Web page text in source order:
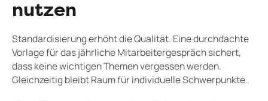
nutzen
Standardisierung erhöht die Qualität. Eine durchdachte
Vorlage für das jährliche Mitarbeitergespräch sichert,
dass keine wichtigen Themen vergessen werden.
Gleichzeitig bleibt Raum für individuelle Schwerpunkte.